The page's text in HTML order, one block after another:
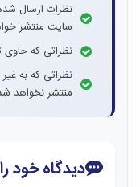
نظرات ارسال
سایت منتشر
نظراتی که حاوی
نظراتی که به
منتشر نخواهد
دیدگاه خود